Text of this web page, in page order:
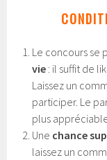
Le concours se
vie : il suffit de
Laissez un
participer. Le
plus
Une chance
laissez un